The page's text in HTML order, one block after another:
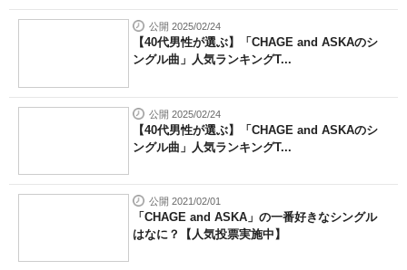
公開 2025/02/24
【40代男性が選ぶ】「CHAGE and ASKAのシ
ングル曲」人気ランキングT...
公開 2025/02/24
【40代男性が選ぶ】「CHAGE and ASKAのシ
ングル曲」人気ランキングT...
公開 2021/02/01
「CHAGE and ASKA」の一番好きなシングル
はなに？【人気投票実施中】